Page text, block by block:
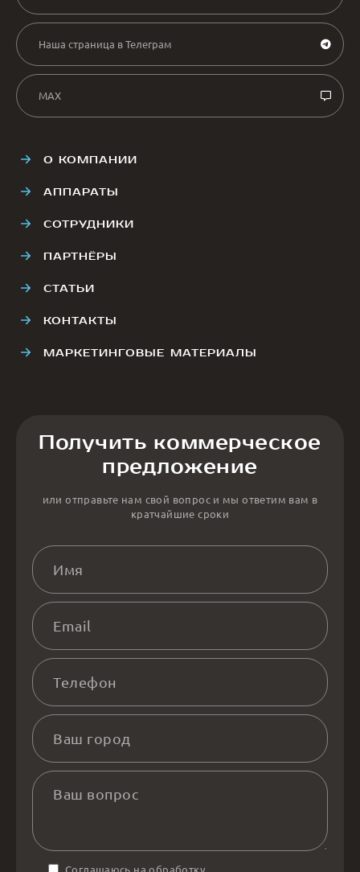
Наша страница в Телеграм
MAX
О КОМПАНИИ
АППАРАТЫ
СОТРУДНИКИ
ПАРТНЁРЫ
СТАТЬИ
КОНТАКТЫ
МАРКЕТИНГОВЫЕ МАТЕРИАЛЫ
Получить коммерческое
предложение
или отправьте нам свой вопрос и мы ответим вам в
кратчайшие сроки
Соглашаюсь на обработку